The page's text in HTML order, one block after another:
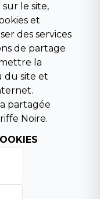
le site,
et
des services
de partage
la
du site et
partagée
Noire.